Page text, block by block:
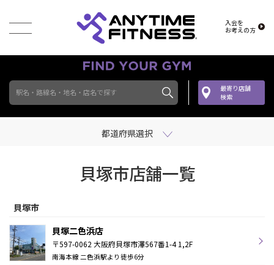
入会を
お考えの方
駅名・路線名・地名・店名で探す
最寄り店舗
検索
都道府県選択
貝塚市店舗一覧
貝塚市
貝塚二色浜店
〒597-0062 大阪府貝塚市澤567番1-4 1,2F
南海本線 二色浜駅より徒歩6分